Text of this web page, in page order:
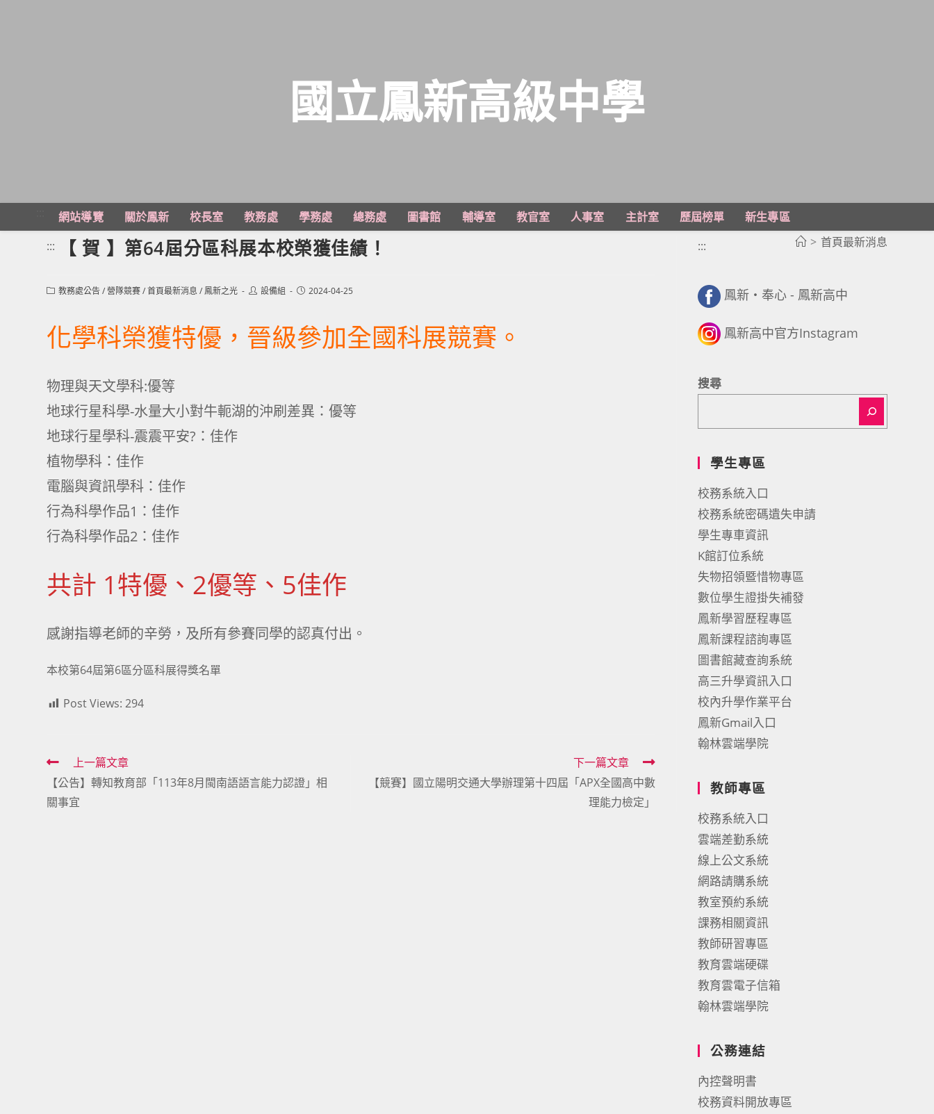
主
國立鳳新高級中學
網站導覽 關於鳳新 校長室 教務處 學務處 總務處 圖書館 輔導室 教官室 人事室 主計室 歷屆榜單
新生專區
> 首頁最新消息
::: 【 賀 】第64屆分區科展本校榮獲佳績！
Post教務處公告/營隊競賽/首頁最新消息/鳳新之光
Post設備組
Post2024-04-25
化學科榮獲特優，晉級參加全國科展競賽。
物理與天文學科:優等
地球行星科學-水量大小對牛軛湖的沖刷差異：優等
地球行星學科-震震平安?：佳作
植物學科：佳作
電腦與資訊學科：佳作
行為科學作品1：佳作
行為科學作品2：佳作
共計 1特優、2優等、5佳作
感謝指導老師的辛勞，及所有參賽同學的認真付出。
本校第64屆第6區分區科展得獎名單
Post Views: 294
Read
more
articles
上一篇文章
【公告】轉知教育部「113年8月閩南語語言能力認證」相
關事宜
下一篇文章
【競賽】國立陽明交通大學辦理第十四屆「APX全國高中數
理能力檢定」
:::
鳳新・奉心 - 鳳新高中
鳳新高中官方Instagram
搜尋
學生專區
校務系統入口
校務系統密碼遺失申請
學生專車資訊
K館訂位系統
失物招領暨惜物專區
數位學生證掛失補發
鳳新學習歷程專區
鳳新課程諮詢專區
圖書館藏查詢系統
高三升學資訊入口
校內升學作業平台
鳳新Gmail入口
翰林雲端學院
教師專區
校務系統入口
雲端差勤系統
線上公文系統
網路請購系統
教室預約系統
課務相關資訊
教師研習專區
教育雲端硬碟
教育雲電子信箱
翰林雲端學院
公務連結
內控聲明書
校務資料開放專區